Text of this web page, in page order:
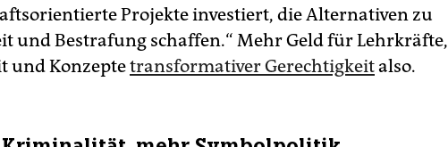
Projekte investiert, die Alternativen zu
und Bestrafung schaffen.“ Mehr Geld für Lehrkräfte,
und Konzeptetransformativer Gerechtigkeitalso.